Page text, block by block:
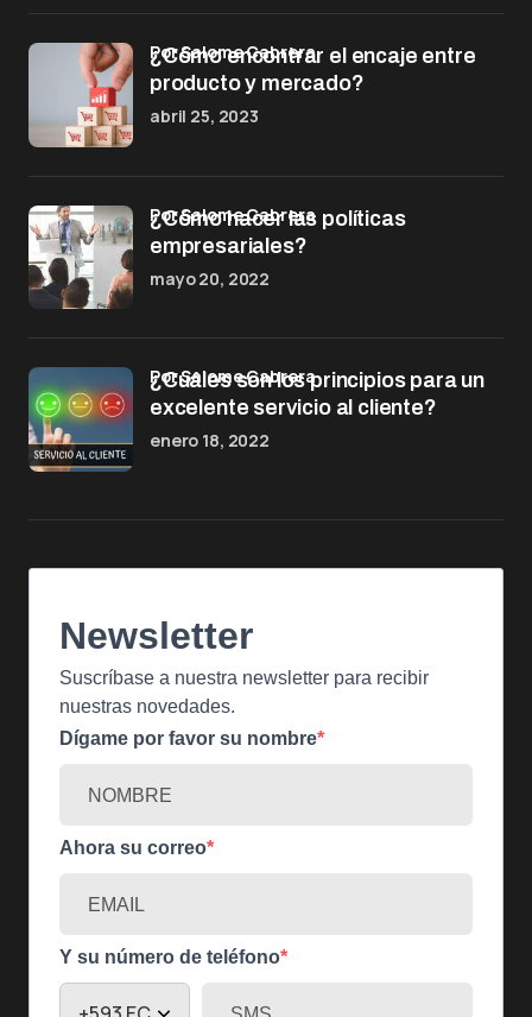
¿Cómo encontrar el encaje entre
producto y mercado?
por Salome Cabrera
abril 25, 2023
¿Cómo hacer las políticas
empresariales?
por Salome Cabrera
mayo 20, 2022
¿Cuáles son los principios para un
excelente servicio al cliente?
por Salome Cabrera
enero 18, 2022
Newsletter
Suscríbase a nuestra newsletter para recibir
nuestras novedades.
Dígame por favor su nombre
Ahora su correo
Y su número de teléfono